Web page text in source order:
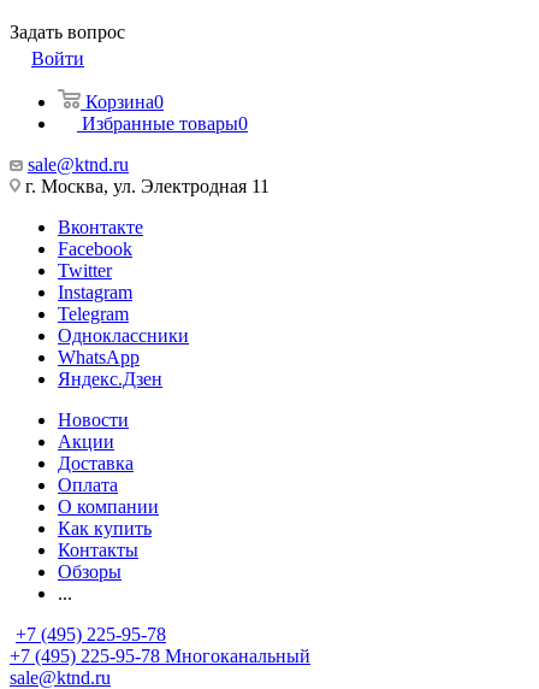
Задать вопрос
Войти
Корзина0
Избранные товары0
sale@ktnd.ru
г. Москва, ул. Электродная 11
Вконтакте
Facebook
Twitter
Instagram
Telegram
Одноклассники
WhatsApp
Яндекс.Дзен
Новости
Акции
Доставка
Оплата
О компании
Как купить
Контакты
Обзоры
...
+7 (495) 225-95-78
+7 (495) 225-95-78 Многоканальный
sale@ktnd.ru